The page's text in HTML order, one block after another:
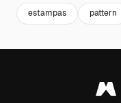
estampas pattern